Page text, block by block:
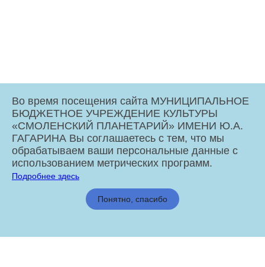
МБУК «Смоленский Планетарий» имени Ю.А. Гагарина © 2026
Администрация города Смоленска
Во время посещения сайта МУНИЦИПАЛЬНОЕ
БЮДЖЕТНОЕ УЧРЕЖДЕНИЕ КУЛЬТУРЫ
«СМОЛЕНСКИЙ ПЛАНЕТАРИЙ» ИМЕНИ Ю.А.
ГАГАРИНА Вы соглашаетесь с тем, что мы
обрабатываем ваши персональные данные с
использованием метрических программ.
Подробнее здесь
Понятно, спасибо